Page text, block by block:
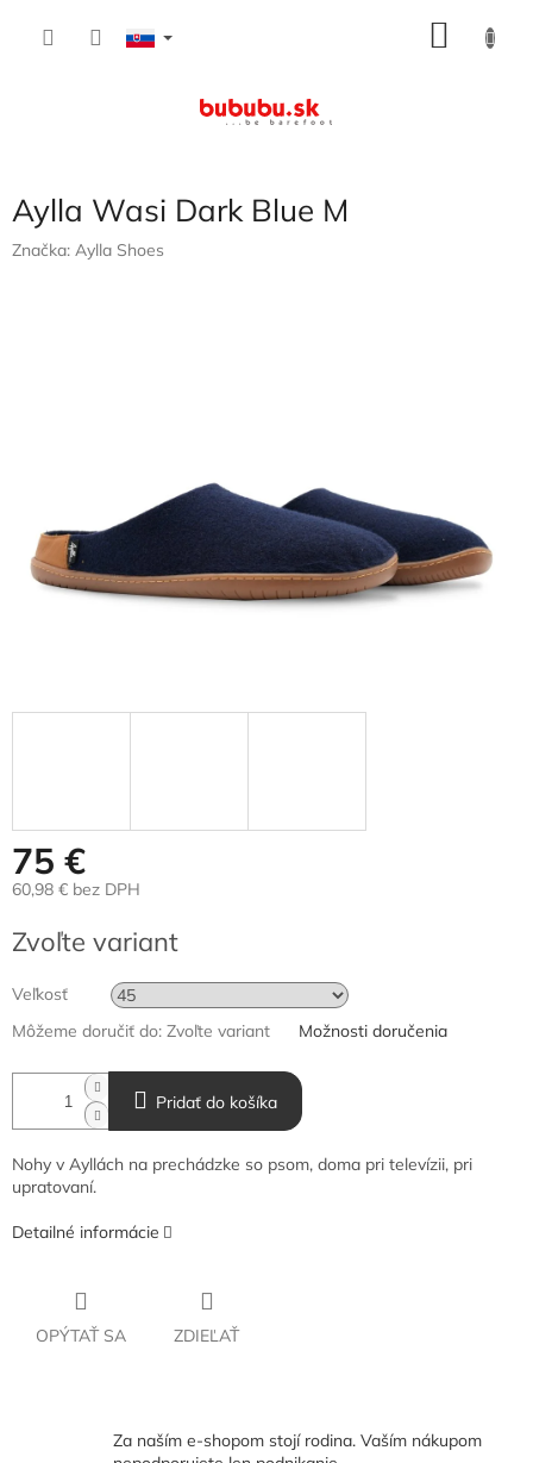
Aylla Wasi Dark Blue M
Značka: Aylla Shoes
75 €
60,98 € bez DPH
cena:
Zvoľte variant
Veľkosť
Môžeme doručiť do: Zvoľte variant Možnosti doručenia
Pridať do košíka
Nohy v Ayllách na prechádzke so psom, doma pri televízii, pri
upratovaní.
Detailné informácie
OPÝTAŤ SA ZDIEĽAŤ
Za naším e-shopom stojí rodina. Vaším nákupom